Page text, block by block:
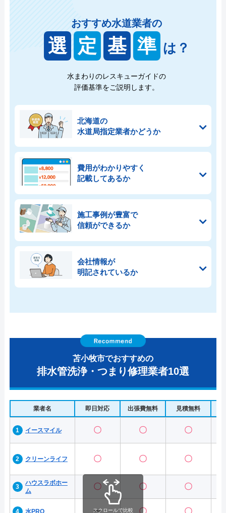
おすすめ水道業者の
選 定 基 準 は？
水まわりのレスキューガイドの
評価基準をご説明します。
北海道の
水道局指定業者かどうか
費用がわかりやすく
記載してあるか
施工事例が豊富で
信頼ができるか
会社情報が
明記されているか
苫小牧市でおすすめの
排水管洗浄・つまり修理業者10選
業者名 即日対応 出張費無料 見積無料
イースマイル 〇 〇 〇
クリーンライフ 〇 〇 〇
ハウスラボホー
ム
〇 〇 〇
水PRO スクロールで比較